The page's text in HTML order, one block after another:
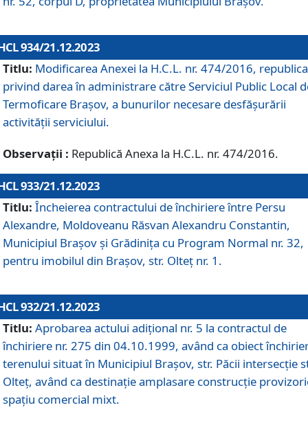
934/21.12.2023
Titlu: Modificarea Anexei la H.C.L. nr. 474/2016,
privind darea în administrare către Serviciul Public Local
Termoficare Braşov, a bunurilor necesare desfăşurării
activităţii serviciului.
Observații : Republică Anexa la H.C.L. nr. 474/2016.
933/21.12.2023
Titlu: Încheierea contractului de închiriere între Persu
Alexandre, Moldoveanu Răsvan Alexandru Constantin,
Municipiul Braşov şi Grădinița cu Program Normal nr. 32,
pentru imobilul din Brașov, str. Olteț nr. 1.
932/21.12.2023
Titlu: Aprobarea actului adițional nr. 5 la contractul de
închiriere nr. 275 din 04.10.1999, având ca obiect
terenului situat în Municipiul Brașov, str. Păcii intersecție
Olteț, având ca destinație amplasare construcție
spațiu comercial mixt.